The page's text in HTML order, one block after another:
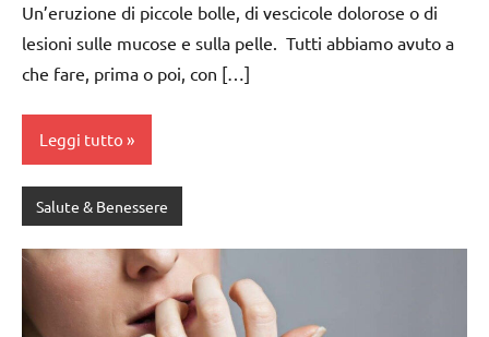
Un’eruzione di piccole bolle, di vescicole dolorose o di
lesioni sulle mucose e sulla pelle. Tutti abbiamo avuto a
che fare, prima o poi, con […]
Leggi tutto
Salute & Benessere